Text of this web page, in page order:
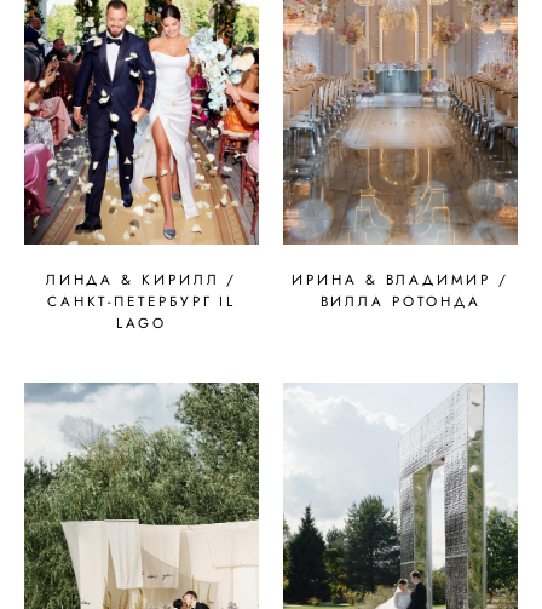
ЛИНДА & КИРИЛЛ /
САНКТ-ПЕТЕРБУРГ IL
LAGO
ИРИНА & ВЛАДИМИР /
ВИЛЛА РОТОНДА